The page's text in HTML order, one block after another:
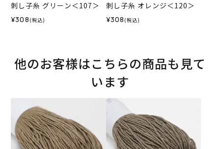
刺し子糸 グリーン＜107＞
¥308 (税込)
刺し子糸 オレンジ＜120＞
¥308 (税込)
他のお客様はこちらの商品も見て
います